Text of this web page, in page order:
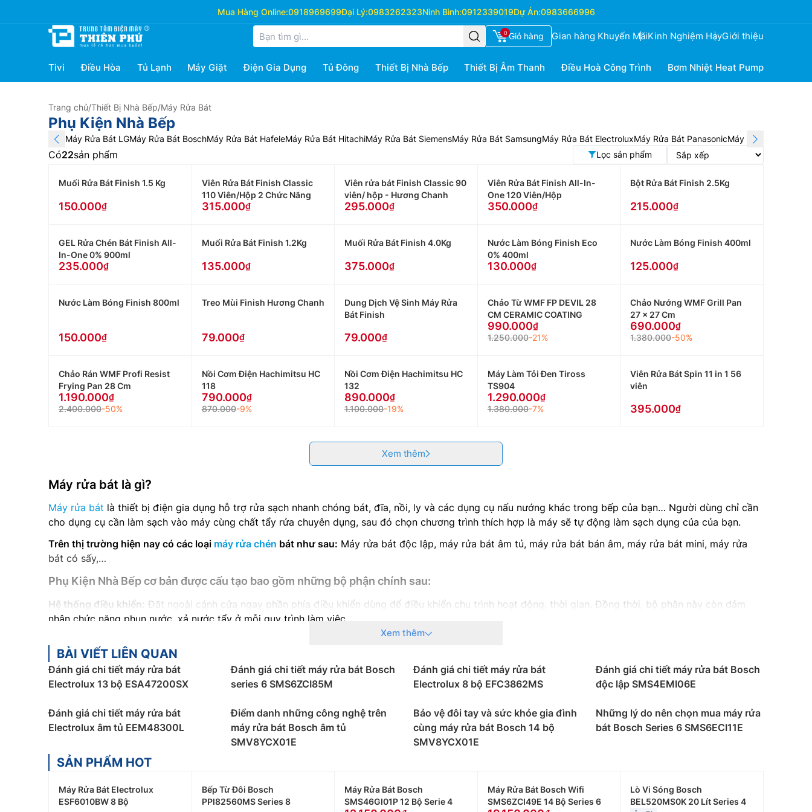
Mua Hàng Online:0918969699Đại Lý:0983262323Ninh Bình:0912339019Dự Án:0983666996
0 Giỏ hàng Gian hàng Khuyến MãiKinh Nghiệm HayGiới thiệu
Tivi Điều Hòa Tủ Lạnh Máy Giặt Điện Gia Dụng Tủ Đông Thiết Bị Nhà Bếp Thiết Bị Âm Thanh Điều Hoà Công Trình Bơm Nhiệt Heat Pump
Trang chủ/Thiết Bị Nhà Bếp/Máy Rửa Bát
Phụ Kiện Nhà Bếp
Máy Rửa Bát LGMáy Rửa Bát BoschMáy Rửa Bát HafeleMáy Rửa Bát HitachiMáy Rửa Bát SiemensMáy Rửa Bát SamsungMáy Rửa Bát ElectroluxMáy Rửa Bát PanasonicMáy Rửa Bát Midea
Có22sản phẩm Lọc sản phẩm
Muối Rửa Bát Finish 1.5 Kg
150.000
Viên Rửa Bát Finish Classic
110 Viên/Hộp 2 Chức Năng
315.000
Viên rửa bát Finish Classic 90
viên/ hộp - Hương Chanh
295.000
Viên Rửa Bát Finish All-In-
One 120 Viên/Hộp
350.000
Bột Rửa Bát Finish 2.5Kg
215.000
GEL Rửa Chén Bát Finish All-
In-One 0% 900ml
235.000
Muối Rửa Bát Finish 1.2Kg
135.000
Muối Rửa Bát Finish 4.0Kg
375.000
Nước Làm Bóng Finish Eco
0% 400ml
130.000
Nước Làm Bóng Finish 400ml
125.000
Nước Làm Bóng Finish 800ml
150.000
Treo Mùi Finish Hương Chanh
79.000
Dung Dịch Vệ Sinh Máy Rửa
Bát Finish
79.000
Chảo Từ WMF FP DEVIL 28
CM CERAMIC COATING
990.000
1.250.000-21%
Chảo Nướng WMF Grill Pan
27 x 27 Cm
690.000
1.380.000-50%
Chảo Rán WMF Profi Resist
Frying Pan 28 Cm
1.190.000
2.400.000-50%
Nồi Cơm Điện Hachimitsu HC
118
790.000
870.000-9%
Nồi Cơm Điện Hachimitsu HC
132
890.000
1.100.000-19%
Máy Làm Tỏi Đen Tiross
TS904
1.290.000
1.380.000-7%
Viên Rửa Bát Spin 11 in 1 56
viên
395.000
Xem thêm
Máy rửa bát là gì?
Máy rửa bát là thiết bị điện gia dụng hỗ trợ rửa sạch nhanh chóng bát, đĩa, nồi, ly và các dụng cụ nấu nướng khác trong bếp của bạn… Người dùng chỉ cần
cho dụng cụ cần làm sạch vào máy cùng chất tẩy rửa chuyên dụng, sau đó chọn chương trình thích hợp là máy sẽ tự động làm sạch dụng của của bạn.
Trên thị trường hiện nay có các loại máy rửa chén bát như sau: Máy rửa bát độc lập, máy rửa bát âm tủ, máy rửa bát bán âm, máy rửa bát mini, máy rửa
bát có sấy,…
Phụ Kiện Nhà Bếp cơ bản được cấu tạo bao gồm những bộ phận chính sau:
Hệ thống điều khiển: Đặt ngoài cánh cửa ngay phần phía điều khiển dùng để điều khiển chu trình hoạt động, thời gian. Đồng thời, bộ phận này còn đảm
nhận chức năng phun nước, xả nước tẩy ở mỗi quy trình làm việc.
Có nhiệm vụ dẫn nước trực tiếp vào bên trong máy máy bằng cách mở van nạp, lúc này van nạp sẽ sinh ra áp lực và đẩy nước vào bên
trong thân máy.
Phần bơm:Có chức năng bơm nước vào bên trong thân máy, đẩy nước vào phần hệ thống tay phun với các chu trình bơm, xả, trực tiếp từ ống thoát nước.
Tiết kiệm nước:Khi rửa chén bát bằng tay bạn phải tốn khoảng 40 lít cho một lần rửa. Thay vào đó, máy rửa bát gia đìnhsử dụng vòi phun nên chỉ tiêu tốn
tối đa 14 – 26 lít, giúp bạn tiết kiệm đến 50% nước mỗi tháng.
Tiết kiệm thời gian: Người dùng chỉ cần sắp chén bát gọn gàng vào máy và nhấn nút khởi động, sau đó chọn chương trình rửa thích hợp thì máy sẽ tự hoạt
động. Khi đó, bạn sẽ có thêm nhiều thời gian để làm những công việc yêu thích hoặc vui chơi cùng người thân của mình.
Rửa bát mạnh, sạch sâu và tăng cường khử khuẩn:
Mọi vết bẩn cứng đầu sẽ được loại bỏ hoàn toàn vì dụng cụ nhà bếp được rửa qua nước nóng, sau đó
được sấy khô lại. Bạn chỉ cần lấy chúng ra khỏi máy và xếp lên kệ, đảm bảo an toàn sử dụng.
Xem thêm
BÀI VIẾT LIÊN QUAN
Đánh giá chi tiết máy rửa bát
Electrolux 13 bộ ESA47200SX
Đánh giá chi tiết máy rửa bát Bosch
series 6 SMS6ZCI85M
Đánh giá chi tiết máy rửa bát
Electrolux 8 bộ EFC3862MS
Đánh giá chi tiết máy rửa bát Bosch
độc lập SMS4EMI06E
Đánh giá chi tiết máy rửa bát
Electrolux âm tủ EEM48300L
Điểm danh những công nghệ trên
máy rửa bát Bosch âm tủ
SMV8YCX01E
Bảo vệ đôi tay và sức khỏe gia đình
cùng máy rửa bát Bosch 14 bộ
SMV8YCX01E
Những lý do nên chọn mua máy rửa
bát Bosch Series 6 SMS6ECI11E
SẢN PHẨM HOT
Máy Rửa Bát Electrolux
ESF6010BW 8 Bộ
Bếp Từ Đôi Bosch
PPI82560MS Series 8
Máy Rửa Bát Bosch
SMS46GI01P 12 Bộ Serie 4
Máy Rửa Bát Bosch Wifi
SMS6ZCI49E 14 Bộ Series 6
Lò Vi Sóng Bosch
BEL520MS0K 20 Lít Series 4